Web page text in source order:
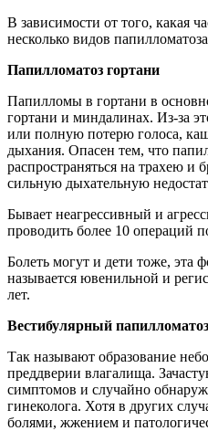
В зависимости от того, какая
несколько видов
Папилломатоз гортани
Папилломы в гортани в
гортани и миндалинах. Из-за
или полную потерю голоса,
дыхания. Опасен тем, что
распространяться на трахею и
сильную дыхательную
Бывает неагрессивный и
проводить более 10 операций
Болеть могут и дети тоже, эта
называется ювенильной и
лет.
Вестибулярный папилломатоз
Так называют образование
преддверии влагалища.
симптомов и случайно
гинеколога. Хотя в других
болями, жжением и